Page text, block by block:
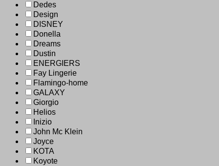
Dedes
Design
DISNEY
Donella
Dreams
Dustin
ENERGIERS
Fay Lingerie
Flamingo-home
GALAXY
Giorgio
Helios
Inizio
John Mc Klein
Joyce
KOTA
Koyote